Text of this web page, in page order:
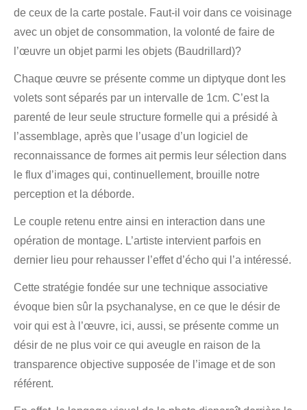
de ceux de la carte postale. Faut-il voir dans ce voisinage
avec un objet de consommation, la volonté de faire de
l’œuvre un objet parmi les objets (Baudrillard)?
Chaque œuvre se présente comme un diptyque dont les
volets sont séparés par un intervalle de 1cm. C’est la
parenté de leur seule structure formelle qui a présidé à
l’assemblage, après que l’usage d’un logiciel de
reconnaissance de formes ait permis leur sélection dans
le flux d’images qui, continuellement, brouille notre
perception et la déborde.
Le couple retenu entre ainsi en interaction dans une
opération de montage. L’artiste intervient parfois en
dernier lieu pour rehausser l’effet d’écho qui l’a intéressé.
Cette stratégie fondée sur une technique associative
évoque bien sûr la psychanalyse, en ce que le désir de
voir qui est à l’œuvre, ici, aussi, se présente comme un
désir de ne plus voir ce qui aveugle en raison de la
transparence objective supposée de l’image et de son
référent.